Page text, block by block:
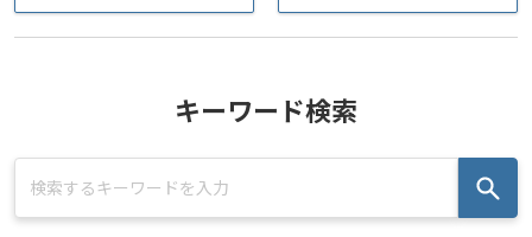
キーワード検索